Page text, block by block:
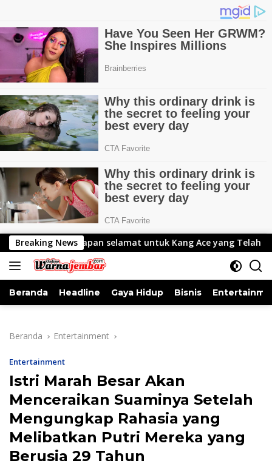
Langsung
ke
konten
Breaking News
untuk Kang Ace yang Telah Resmi Menjabat Gubernur
Beranda Headline Gaya Hidup Bisnis
Beranda Entertainment
Entertainment
Istri Marah Besar Akan
Menceraikan Suaminya Setelah
Mengungkap Rahasia yang
Melibatkan Putri Mereka yang
Berusia 29 Tahun